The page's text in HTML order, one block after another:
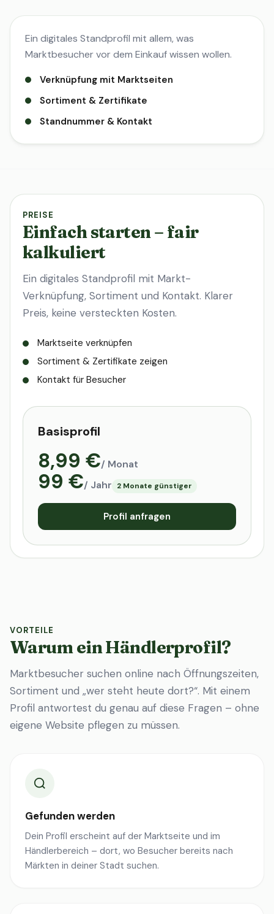
Ein digitales Standprofil mit allem, was
Marktbesucher vor dem Einkauf wissen wollen.
Verknüpfung mit Marktseiten
Sortiment & Zertifikate
Standnummer & Kontakt
PREISE
Einfach starten – fair
kalkuliert
Ein digitales Standprofil mit Markt-
Verknüpfung, Sortiment und Kontakt. Klarer
Preis, keine versteckten Kosten.
Marktseite verknüpfen
Sortiment & Zertifikate zeigen
Kontakt für Besucher
Basisprofil
8,99 €/ Monat
99 €/ Jahr 2 Monate günstiger
Profil anfragen
VORTEILE
Warum ein Händlerprofil?
Marktbesucher suchen online nach Öffnungszeiten,
Sortiment und „wer steht heute dort?“. Mit einem
Profil antwortest du genau auf diese Fragen – ohne
eigene Website pflegen zu müssen.
Gefunden werden
Dein Profil erscheint auf der Marktseite und im
Händlerbereich – dort, wo Besucher bereits nach
Märkten in deiner Stadt suchen.